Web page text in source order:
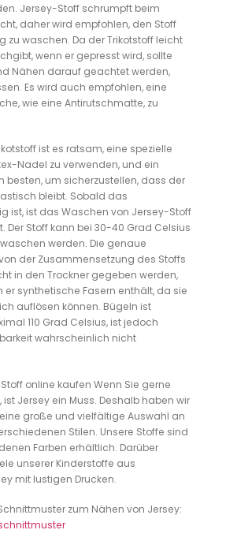
Jersey-Stoff schrumpft beim
daher wird empfohlen, den Stoff
zu waschen. Da der Trikotstoff leicht
wenn er gepresst wird, sollte
Nähen darauf geachtet werden,
Es wird auch empfohlen, eine
wie eine Antirutschmatte, zu
ist es ratsam, eine spezielle
Nadel zu verwenden, und ein
besten, um sicherzustellen, dass der
bleibt. Sobald das
ist, ist das Waschen von Jersey-Stoff
Der Stoff kann bei 30-40 Grad Celsius
werden. Die genaue
der Zusammensetzung des Stoffs
in den Trockner gegeben werden,
er synthetische Fasern enthält, da sie
auflösen können. Bügeln ist
110 Grad Celsius, ist jedoch
wahrscheinlich nicht
online kaufen Wenn Sie gerne
Jersey ein Muss. Deshalb haben wir
große und vielfältige Auswahl an
Stilen. Unsere Stoffe sind
Farben erhältlich. Darüber
unserer Kinderstoffe aus
mit lustigen Drucken.
zum Nähen von Jersey: